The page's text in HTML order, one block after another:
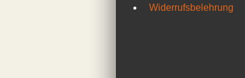
Widerrufsbelehrung